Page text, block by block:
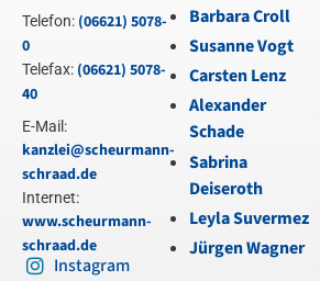
Telefon: (06621) 5078-
0
Telefax: (06621) 5078-
40
E-Mail:
kanzlei@scheurmann-
schraad.de
Internet:
www.scheurmann-
schraad.de
Instagram
Barbara Croll
Susanne Vogt
Carsten Lenz
Alexander
Schade
Sabrina
Deiseroth
Leyla Suvermez
Jürgen Wagner